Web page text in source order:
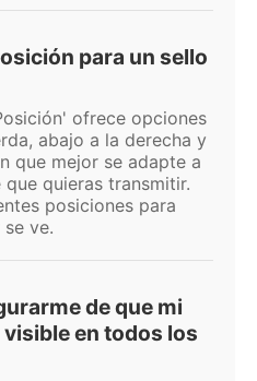
para un sello
ofrece opciones
abajo a la derecha y
que mejor se adapte a
quieras transmitir.
posiciones para
ve.
de que mi
en todos los